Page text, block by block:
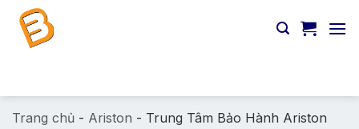
Chuyển
đến
Trang chủ - Ariston - Trung Tâm Bảo Hành Ariston